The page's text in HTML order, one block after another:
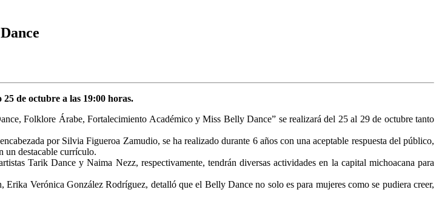
de octubre a las 19:00 horas.
Folklore Árabe, Fortalecimiento Académico y Miss Belly Dance” se realizará del 25 al 29 de octubre tanto
por Silvia Figueroa Zamudio, se ha realizado durante 6 años con una aceptable respuesta del público,
un destacable currículo.
Tarik Dance y Naima Nezz, respectivamente, tendrán diversas actividades en la capital michoacana para
Verónica González Rodríguez, detalló que el Belly Dance no solo es para mujeres como se pudiera creer,